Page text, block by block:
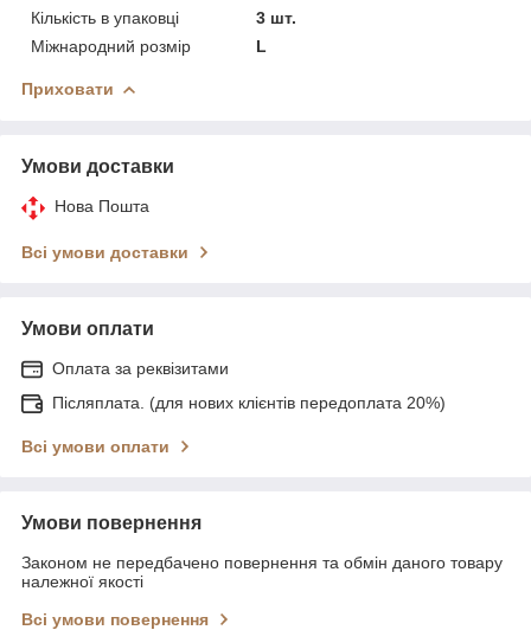
Кількість в упаковці
3 шт.
Міжнародний розмір
L
Приховати
Умови доставки
Нова Пошта
Всі умови доставки
Умови оплати
Оплата за реквізитами
Післяплата. (для нових клієнтів передоплата 20%)
Всі умови оплати
Умови повернення
Законом не передбачено повернення та обмін даного товару
належної якості
Всі умови повернення